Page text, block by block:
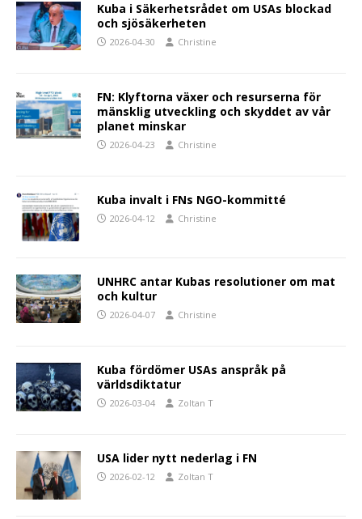
Kuba i Säkerhetsrådet om USAs blockad
och sjösäkerheten
2026-04-30 Christine
FN: Klyftorna växer och resurserna för
mänsklig utveckling och skyddet av vår
planet minskar
2026-04-23 Christine
Kuba invalt i FNs NGO-kommitté
2026-04-12 Christine
UNHRC antar Kubas resolutioner om mat
och kultur
2026-04-07 Christine
Kuba fördömer USAs anspråk på
världsdiktatur
2026-03-04 Zoltan T
USA lider nytt nederlag i FN
2026-02-12 Zoltan T